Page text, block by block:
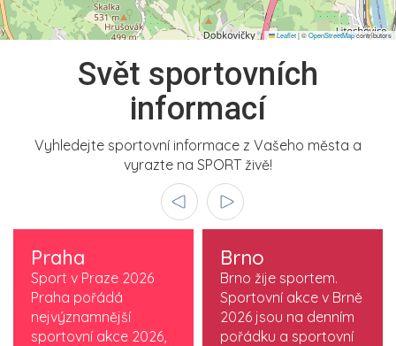
Leaflet|©OpenStreetMapcontributors
Svět sportovních
informací
Vyhledejte sportovní informace z Vašeho města a
vyrazte na SPORT živě!
Praha
Sport v Praze 2026
Praha pořádá
nejvýznamnější
sportovní akce 2026,
Brno
Brno žije sportem.
Sportovní akce v Brně
2026 jsou na denním
pořádku a sportovní